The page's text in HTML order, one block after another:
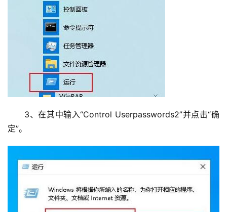
3、在其中输入“Control Userpasswords2”并点击“确
定”。